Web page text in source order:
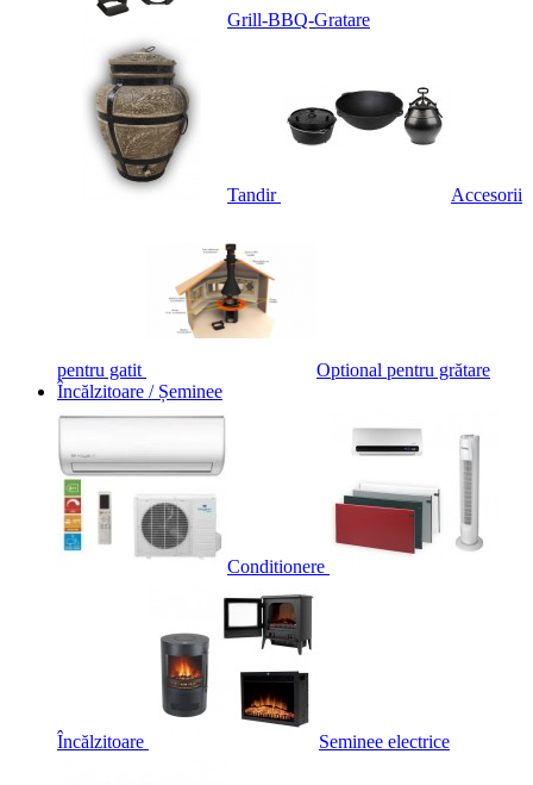
Grill-BBQ-Gratare
Tandir Accesorii
pentru gatit
Optional pentru grătare
Încălzitoare / Șeminee
Conditionere
Încălzitoare Seminee electrice